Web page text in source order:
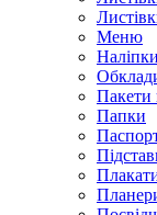
Меню
Наліпки
Пакети
Папки